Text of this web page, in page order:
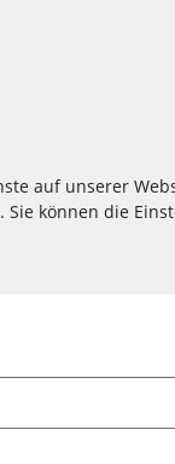
auf unserer
Sie können die